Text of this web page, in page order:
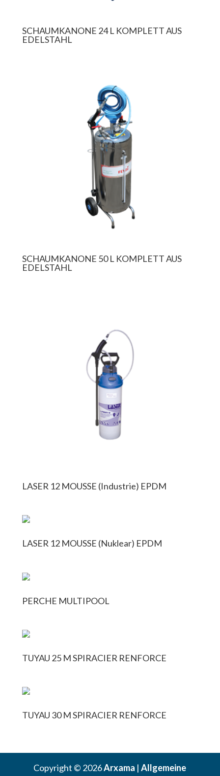
SCHAUMKANONE 24 L KOMPLETT AUS
EDELSTAHL
SCHAUMKANONE 50 L KOMPLETT AUS
EDELSTAHL
LASER 12 MOUSSE (Industrie) EPDM
LASER 12 MOUSSE (Nuklear) EPDM
PERCHE MULTIPOOL
TUYAU 25 M SPIRACIER RENFORCE
TUYAU 30 M SPIRACIER RENFORCE
Copyright © 2026Arxama | Allgemeine